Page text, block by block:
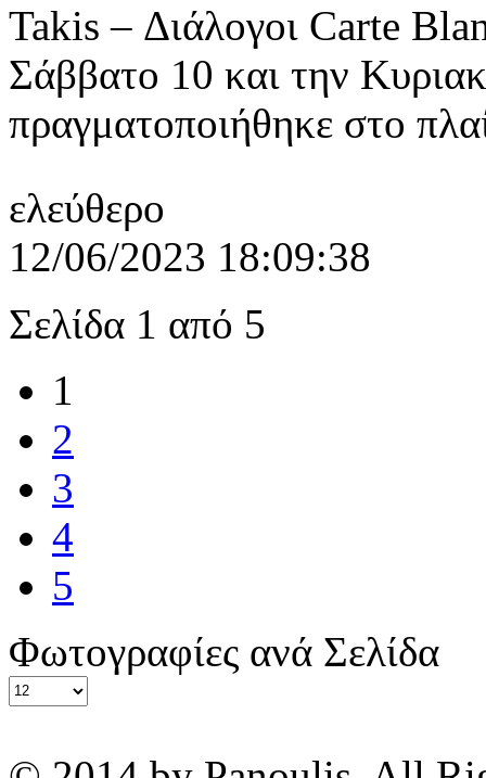
Takis – Διάλογοι Carte
Σάββατο 10 και την
πραγματοποιήθηκε στο
ελεύθερο
12/06/2023 18:09:38
Σελίδα 1 από 5
1
2
3
4
5
Φωτογραφίες ανά Σελίδα